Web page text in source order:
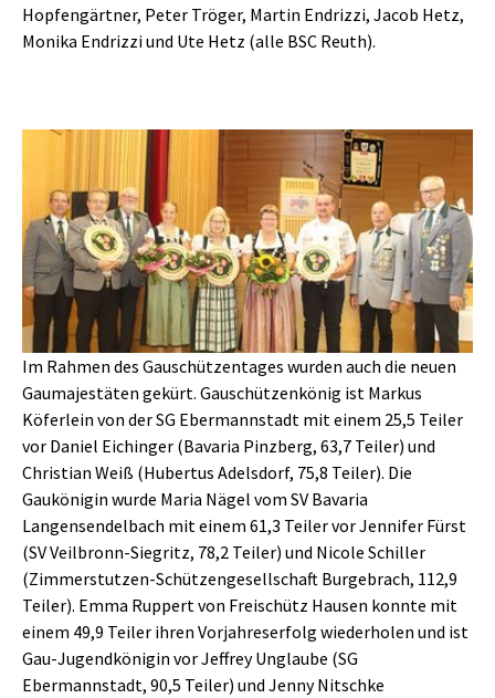
Hopfengärtner, Peter Tröger, Martin Endrizzi, Jacob Hetz,
Monika Endrizzi und Ute Hetz (alle BSC Reuth).
Show larger version
Im Rahmen des Gauschützentages wurden auch die neuen
Gaumajestäten gekürt. Gauschützenkönig ist Markus
Köferlein von der SG Ebermannstadt mit einem 25,5 Teiler
vor Daniel Eichinger (Bavaria Pinzberg, 63,7 Teiler) und
Christian Weiß (Hubertus Adelsdorf, 75,8 Teiler). Die
Gaukönigin wurde Maria Nägel vom SV Bavaria
Langensendelbach mit einem 61,3 Teiler vor Jennifer Fürst
(SV Veilbronn-Siegritz, 78,2 Teiler) und Nicole Schiller
(Zimmerstutzen-Schützengesellschaft Burgebrach, 112,9
Teiler). Emma Ruppert von Freischütz Hausen konnte mit
einem 49,9 Teiler ihren Vorjahreserfolg wiederholen und ist
Gau-Jugendkönigin vor Jeffrey Unglaube (SG
Ebermannstadt, 90,5 Teiler) und Jenny Nitschke